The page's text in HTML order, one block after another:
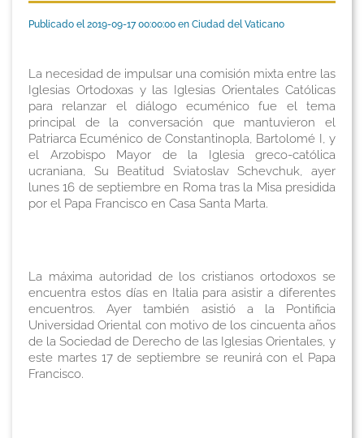
Publicado el 2019-09-17 00:00:00 en Ciudad del Vaticano
La necesidad de impulsar una comisión mixta entre las
Iglesias Ortodoxas y las Iglesias Orientales Católicas
para relanzar el diálogo ecuménico fue el tema
principal de la conversación que mantuvieron el
Patriarca Ecuménico de Constantinopla, Bartolomé I, y
el Arzobispo Mayor de la Iglesia greco-católica
ucraniana, Su Beatitud Sviatoslav Schevchuk, ayer
lunes 16 de septiembre en Roma tras la Misa presidida
por el Papa Francisco en Casa Santa Marta.
La máxima autoridad de los cristianos ortodoxos se
encuentra estos días en Italia para asistir a diferentes
encuentros. Ayer también asistió a la Pontificia
Universidad Oriental con motivo de los cincuenta años
de la Sociedad de Derecho de las Iglesias Orientales, y
este martes 17 de septiembre se reunirá con el Papa
Francisco.